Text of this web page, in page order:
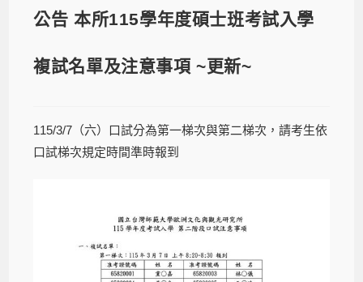
公告 本所115學年度碩士班考試入學
複試名單及注意事項 ~更新~
115/3/7（六）口試分為第一梯次與第二梯次，請考生依
口試梯次規定時間準時報到